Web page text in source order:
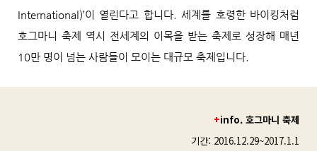
International)’이 열린다고 합니다. 세계를 호령한 바이킹처럼
호그마니 축제 역시 전세계의 이목을 받는 축제로 성장해 매년
10만 명이 넘는 사람들이 모이는 대규모 축제입니다.
+info. 호그마니 축제
기간: 2016.12.29~2017.1.1